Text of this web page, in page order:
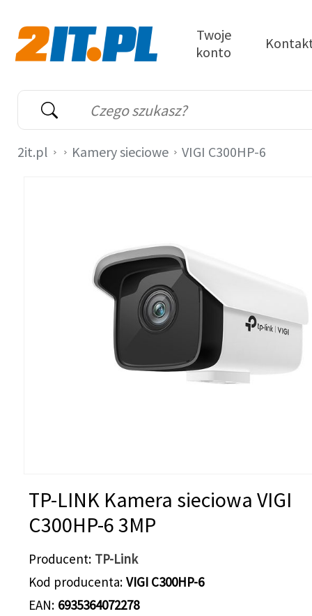
Wyszukiwarka
Słowo kluczowe
Twoje
konto
2it.pl Kamery sieciowe VIGI C300HP-6
TP-LINK Kamera sieciowa VIGI
C300HP-6 3MP
Producent TP-Link
Kod producenta VIGI C300HP-6
EAN 6935364072278